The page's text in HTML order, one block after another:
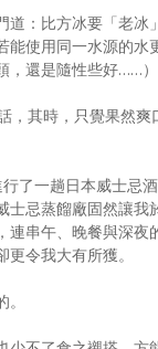
道：比方冰要「老冰
能使用同一水源的
，還是隨性些好……）
其時，只覺果然爽
了一趟日本威士忌
士忌蒸餾廠固然讓我
串午、晚餐與深夜
令我大有所獲。